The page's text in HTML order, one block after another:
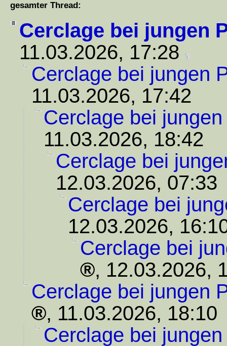
gesamter Thread:
Cerclage bei jungen
11.03.2026, 17:28
Cerclage bei jungen
11.03.2026, 17:42
Cerclage bei
11.03.2026, 18:42
Cerclage bei
12.03.2026, 07:33
Cerclage bei
12.03.2026,
Cerclage bei
, 12.03.2026,
Cerclage bei jungen
, 11.03.2026, 18:10
Cerclage bei